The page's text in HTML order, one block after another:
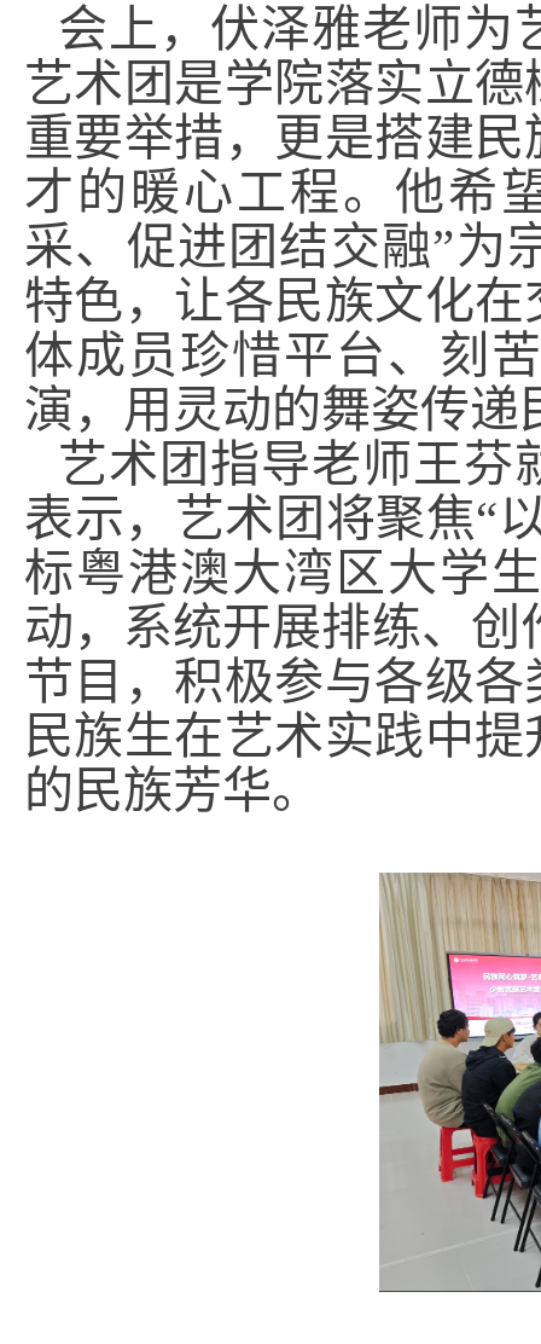
会上，伏泽雅老师为
艺术团是学院落实立
重要举措，更是搭建
才的暖心工程。他希
采、促进团结交融”为
特色，让各民族文化
体成员珍惜平台、刻
演，用灵动的舞姿传
艺术团指导老师王芬
表示，艺术团将聚焦“
标粤港澳大湾区大学
动，系统开展排练、
节目，积极参与各级
民族生在艺术实践中
的民族芳华。